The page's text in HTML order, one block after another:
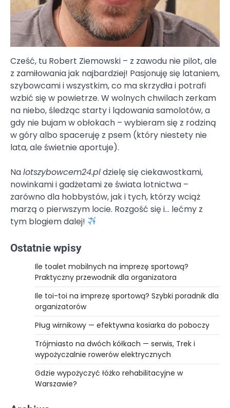
Cześć, tu Robert Ziemowski – z zawodu nie pilot, ale
z zamiłowania jak najbardziej! Pasjonuję się lataniem,
szybowcami i wszystkim, co ma skrzydła i potrafi
wzbić się w powietrze. W wolnych chwilach zerkam
na niebo, śledząc starty i lądowania samolotów, a
gdy nie bujam w obłokach – wybieram się z rodziną
w góry albo spaceruję z psem (który niestety nie
lata, ale świetnie aportuje).
Nalotszybowcem24.pldzielę się ciekawostkami,
nowinkami i gadżetami ze świata lotnictwa –
zarówno dla hobbystów, jak i tych, którzy wciąż
marzą o pierwszym locie. Rozgość się i… lećmy z
tym blogiem dalej!
Ostatnie wpisy
Ile toalet mobilnych na imprezę sportową?
Praktyczny przewodnik dla organizatora
Ile toi-toi na imprezę sportową? Szybki poradnik dla
organizatorów
Pług wirnikowy — efektywna kosiarka do poboczy
Trójmiasto na dwóch kółkach — serwis, Trek i
wypożyczalnie rowerów elektrycznych
Gdzie wypożyczyć łóżko rehabilitacyjne w
Warszawie?